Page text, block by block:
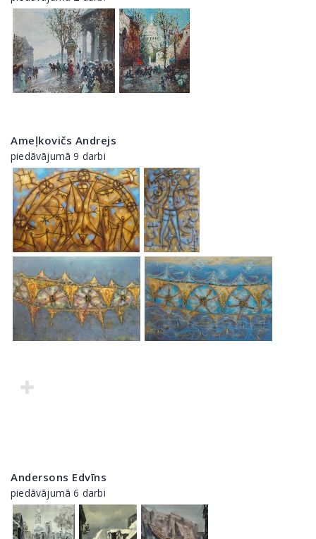
Ameļkovičs Andrejs
piedāvājumā 9 darbi
Andersons Edvīns
piedāvājumā 6 darbi